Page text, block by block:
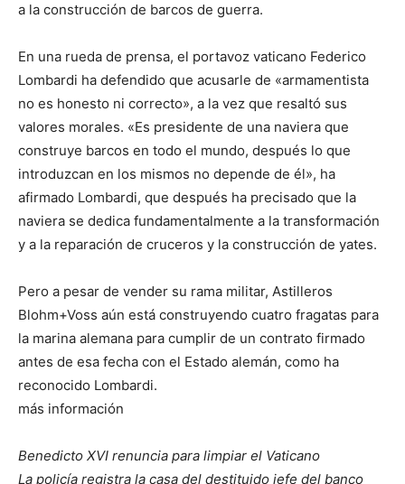
a la construcción de barcos de guerra.
En una rueda de prensa, el portavoz vaticano Federico
Lombardi ha defendido que acusarle de «armamentista
no es honesto ni correcto», a la vez que resaltó sus
valores morales. «Es presidente de una naviera que
construye barcos en todo el mundo, después lo que
introduzcan en los mismos no depende de él», ha
afirmado Lombardi, que después ha precisado que la
naviera se dedica fundamentalmente a la transformación
y a la reparación de cruceros y la construcción de yates.
Pero a pesar de vender su rama militar, Astilleros
Blohm+Voss aún está construyendo cuatro fragatas para
la marina alemana para cumplir de un contrato firmado
antes de esa fecha con el Estado alemán, como ha
reconocido Lombardi.
más información
Benedicto XVI renuncia para limpiar el Vaticano
La policía registra la casa del destituido jefe del banco